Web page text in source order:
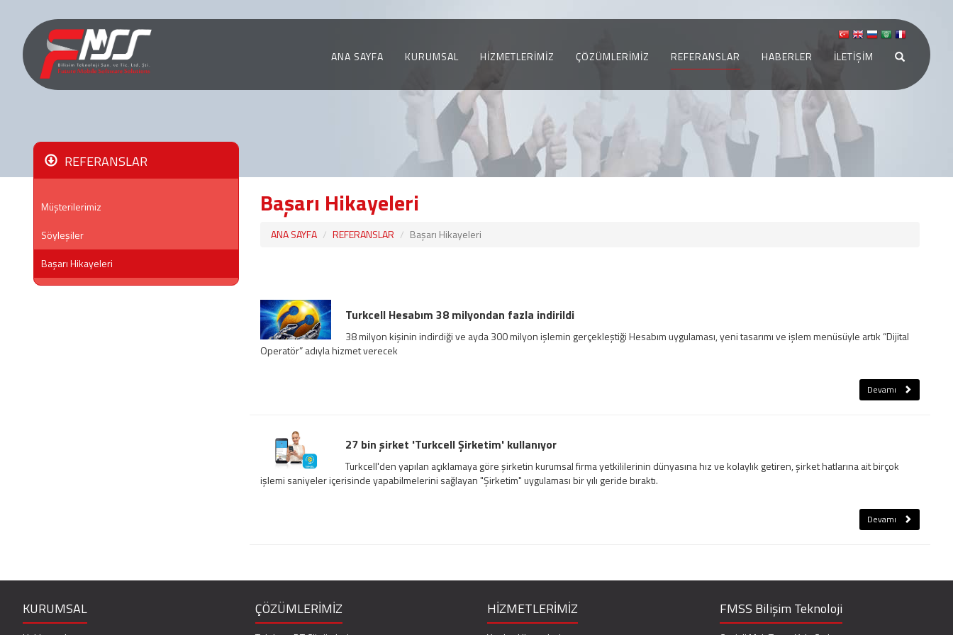
ANA SAYFA KURUMSAL HİZMETLERİMİZ ÇÖZÜMLERİMİZ REFERANSLAR HABERLER İLETİŞİM
REFERANSLAR
Müşterilerimiz
Söyleşiler
Başarı Hikayeleri
Başarı Hikayeleri
ANA SAYFA REFERANSLAR Başarı Hikayeleri
Turkcell Hesabım 38 milyondan fazla indirildi
38 milyon kişinin indirdiği ve ayda 300 milyon işlemin gerçekleştiği Hesabım uygulaması, yeni tasarımı ve işlem menüsüyle artık “Dijital
Operatör” adıyla hizmet verecek
Devamı
27 bin şirket 'Turkcell Şirketim' kullanıyor
Turkcell'den yapılan açıklamaya göre şirketin kurumsal firma yetkililerinin dünyasına hız ve kolaylık getiren, şirket hatlarına ait birçok
işlemi saniyeler içerisinde yapabilmelerini sağlayan "Şirketim" uygulaması bir yılı geride bıraktı.
Devamı
KURUMSAL ÇÖZÜMLERİMİZ HİZMETLERİMİZ FMSS Bilişim Teknoloji